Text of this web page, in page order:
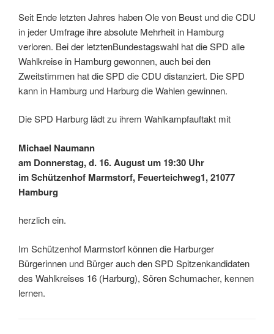
Seit Ende letzten Jahres haben Ole von Beust und die CDU
in jeder Umfrage ihre absolute Mehrheit in Hamburg
verloren. Bei der letztenBundestagswahl hat die SPD alle
Wahlkreise in Hamburg gewonnen, auch bei den
Zweitstimmen hat die SPD die CDU distanziert. Die SPD
kann in Hamburg und Harburg die Wahlen gewinnen.
Die SPD Harburg lädt zu ihrem Wahlkampfauftakt mit
Michael Naumann
am Donnerstag, d. 16. August um 19:30 Uhr
im Schützenhof Marmstorf, Feuerteichweg1, 21077
Hamburg
herzlich ein.
Im Schützenhof Marmstorf können die Harburger
Bürgerinnen und Bürger auch den SPD Spitzenkandidaten
des Wahlkreises 16 (Harburg), Sören Schumacher, kennen
lernen.